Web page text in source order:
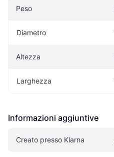
Peso
Diametro
Altezza
Larghezza
Informazioni aggiuntive
Creato presso Klarna